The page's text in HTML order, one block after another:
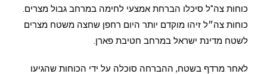
כוחות צה"ל סיכלו הברחת אמצעי לחימה במרחב גבול מצרים.
כוחות צה״ל זיהו מוקדם יותר היום רחפן שחצה משטח מצרים
לשטח מדינת ישראל במרחב חטיבת פארן.
לאחר מרדף בשטח, ההברחה סוכלה על ידי הכוחות שהגיעו